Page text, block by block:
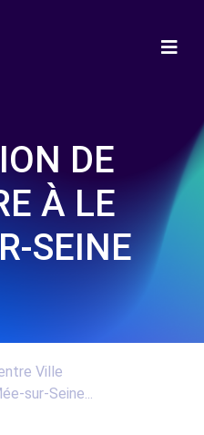
DE
À LE
SEINE
Ville
sur-Seine...